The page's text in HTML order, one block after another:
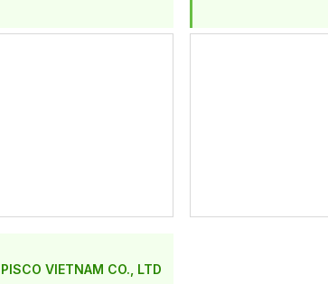
PISCO VIETNAM CO., LTD